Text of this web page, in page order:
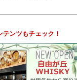
ンツもチェック！